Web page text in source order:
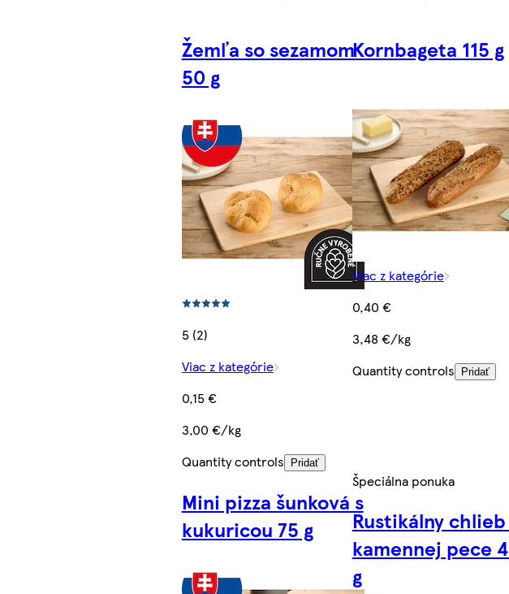
Žemľa so sezamom
50 g
5 (2)
Viac z kategórie
0,15 €
3,00 €/kg
Quantity controls
Pridať
Kornbageta 115 g
Viac z kategórie
0,40 €
3,48 €/kg
Quantity controls
Pridať
Mini pizza šunková s
kukuricou 75 g
Špeciálna ponuka
Rustikálny chlieb
kamennej pece
g